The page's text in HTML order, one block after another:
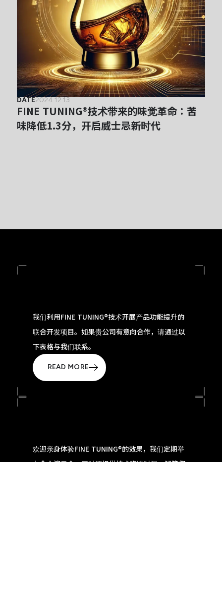
DATE2024.12.13
FINE TUNING®技术带来的味觉革命：苦
味降低1.3分，开启威士忌新时代
我们利用FINE TUNING®技术开展产品功能提升的
联合开发项目。如果贵公司有意向合作，请通过以
下表格与我们联系。
READ MORE
欢迎亲身体验FINE TUNING®的效果，我们定期举
办个人演示会。同时还提供技术咨询时间，解答您